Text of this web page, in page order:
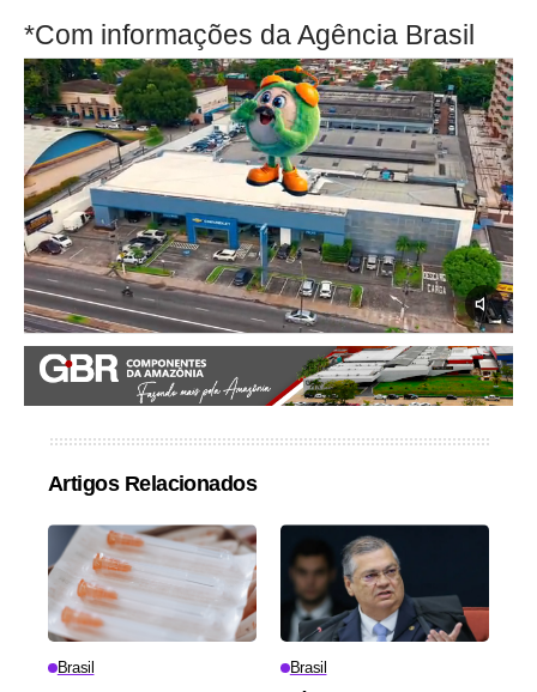
*Com informações da Agência Brasil
Artigos Relacionados
Brasil Brasil